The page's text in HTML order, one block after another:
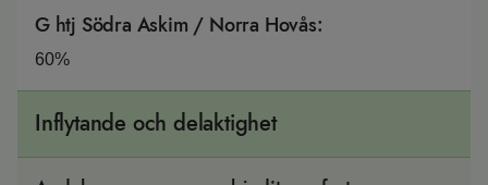
G htj Södra Askim / Norra Hovås:
60%
Inflytande och delaktighet